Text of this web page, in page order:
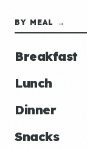
BY MEAL →
Breakfast
Lunch
Dinner
Snacks